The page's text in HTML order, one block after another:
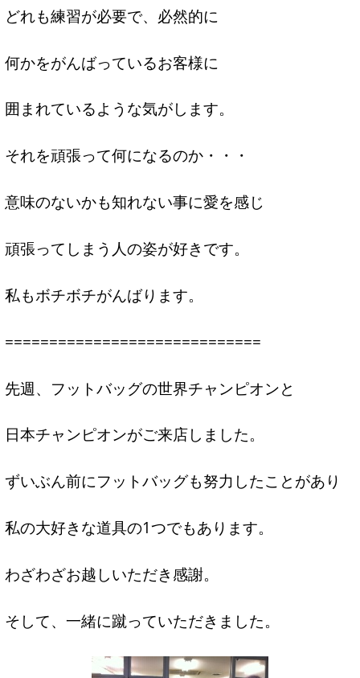
どれも練習が必要で、必然的に
何かをがんばっているお客様に
囲まれているような気がします。
それを頑張って何になるのか・・・
意味のないかも知れない事に愛を感じ
頑張ってしまう人の姿が好きです。
私もボチボチがんばります。
=============================
先週、フットバッグの世界チャンピオンと
日本チャンピオンがご来店しました。
ずいぶん前にフットバッグも努力したことがあり
私の大好きな道具の1つでもあります。
わざわざお越しいただき感謝。
そして、一緒に蹴っていただきました。